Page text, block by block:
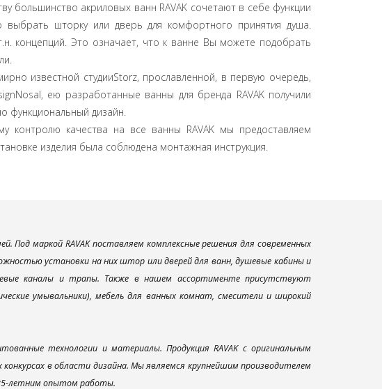
большинство акриловых ванн RAVAK сочетают в себе функции
шторку или дверь для комфортного принятия душа.
концепций. Это означает, что к ванне Вы можете подобрать
известной студииStorz, прославленной, в первую очередь,
ею разработанные ванны для бренда RAVAK получили
функциональный дизайн.
контролю качества на все ванны RAVAK мы предоставляем
изделия была соблюдена монтажная инструкция.
маркой RAVAK поставляем комплексные решения для современных
установки на них штор или дверей для ванн, душевые кабины и
каналы и трапы. Также в нашем ассортименте присутствуют
умывальники), мебель для ванных комнат, смесители и широкий
технологии и материалы. Продукция RAVAK с оригинальным
в области дизайна. Мы являемся крупнейшим производителем
летним опытом работы.